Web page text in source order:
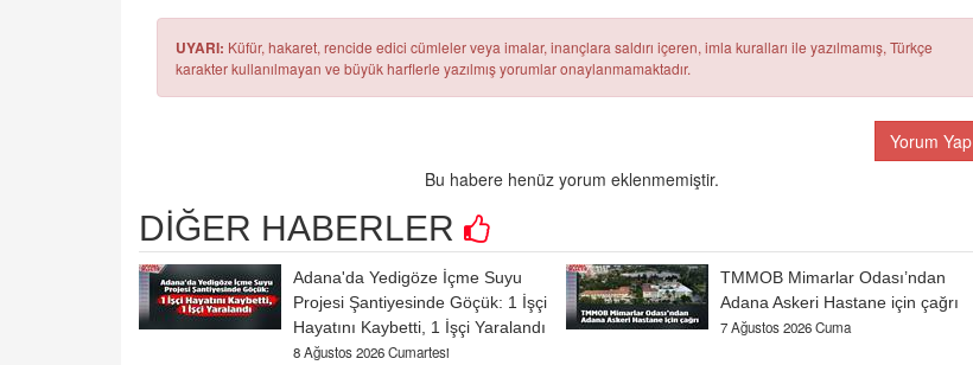
UYARI: Küfür, hakaret, rencide edici cümleler veya imalar, inançlara saldırı içeren, imla kuralları ile yazılmamış, Türkçe
karakter kullanılmayan ve büyük harflerle yazılmış yorumlar onaylanmamaktadır.
Yorum Yap
Bu habere henüz yorum eklenmemiştir.
DİĞER HABERLER
Adana'da Yedigöze İçme Suyu
Projesi Şantiyesinde Göçük: 1 İşçi
Hayatını Kaybetti, 1 İşçi Yaralandı
8 Ağustos 2026 Cumartesi
TMMOB Mimarlar Odası’ndan
Adana Askeri Hastane için çağrı
7 Ağustos 2026 Cuma